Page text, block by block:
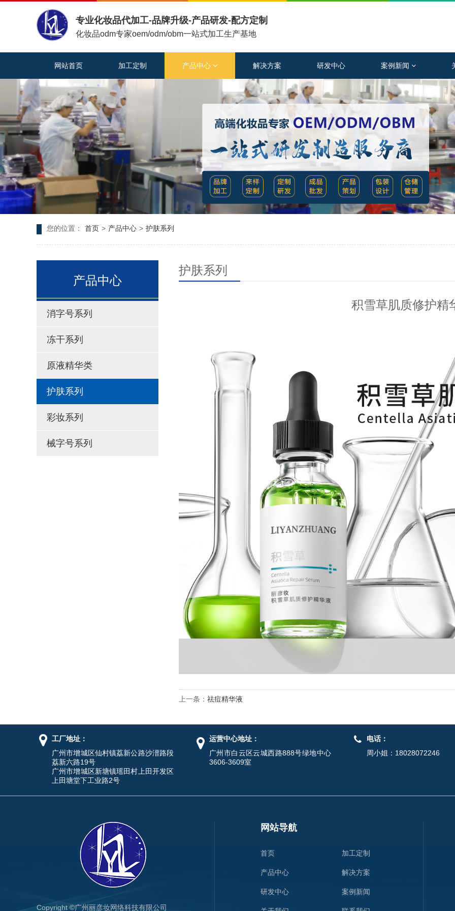
专业化妆品代加工-品牌升级-产品研发-配方定制
化妆品odm专家oem/odm/obm一站式加工生产基地
网站首页 加工定制 产品中心 解决方案 研发中心 案例新闻
您的位置： 首页 > 产品中心 > 护肤系列
产品中心
消字号系列
冻干系列
原液精华类
护肤系列
彩妆系列
械字号系列
护肤系列
积雪草肌质修护精
上一条： 祛痘精华液
工厂地址：
广州市增城区仙村镇荔新公路沙溍路段
荔新六路19号
广州市增城区新塘镇瑶田村上田开发区
上田塘堂下工业路2号
运营中心地址：
广州市白云区云城西路888号绿地中心
3606-3609室
电话：
周小姐：18028072246
Copyright ©广州丽彦妆网络科技有限公司
网站导航
首页 加工定制
产品中心 解决方案
研发中心 案例新闻